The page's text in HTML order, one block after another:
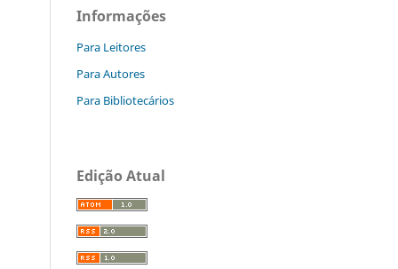
Informações
Para Leitores
Para Autores
Para Bibliotecários
Edição Atual